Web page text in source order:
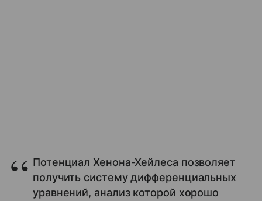
Потенциал Хенона-Хейлеса позволяет
получить систему дифференциальных
уравнений, анализ которой хорошо